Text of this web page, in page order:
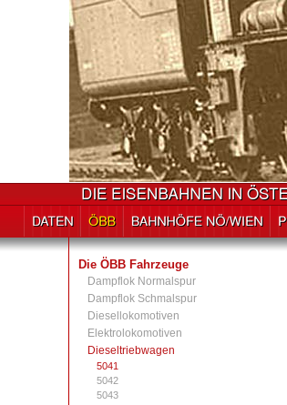
Die ÖBB Fahrzeuge
Dampflok Normalspur
Dampflok Schmalspur
Diesellokomotiven
Elektrolokomotiven
Dieseltriebwagen
5041
5042
5043